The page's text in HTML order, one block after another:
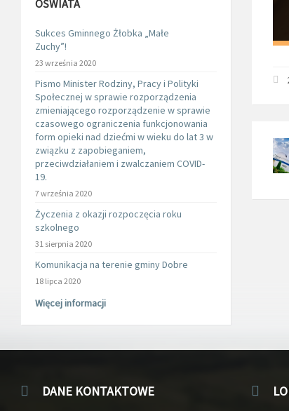
OŚWIATA
Sukces Gminnego Żłobka „Małe
Zuchy”!
23 września 2020
Pismo Minister Rodziny, Pracy i Polityki
Społecznej w sprawie rozporządzenia
zmieniającego rozporządzenie w sprawie
czasowego ograniczenia funkcjonowania
form opieki nad dziećmi w wieku do lat 3 w
związku z zapobieganiem,
przeciwdziałaniem i zwalczaniem COVID-
19.
7 września 2020
Życzenia z okazji rozpoczęcia roku
szkolnego
31 sierpnia 2020
Komunikacja na terenie gminy Dobre
18 lipca 2020
Więcej informacji
DANE KONTAKTOWE